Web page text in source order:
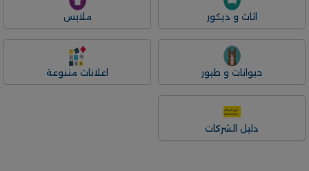
اثاث و ديكور ملابس
حيوانات و طيور اعلانات متنوعة
دليل الشركات